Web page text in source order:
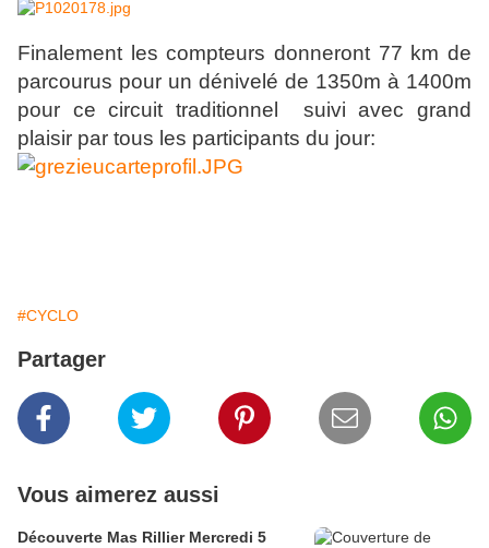
Finalement les compteurs donneront 77 km de
parcourus pour un dénivelé de 1350m à 1400m
pour ce circuit traditionnel suivi avec grand
plaisir par tous les participants du jour:
#CYCLO
Partager
Vous aimerez aussi
Découverte Mas Rillier Mercredi 5